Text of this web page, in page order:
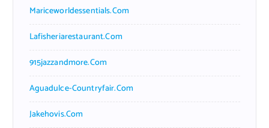
Mariceworldessentials.com
Lafisheriarestaurant.com
915jazzandmore.com
Aguadulce-Countryfair.com
Jakehovis.com